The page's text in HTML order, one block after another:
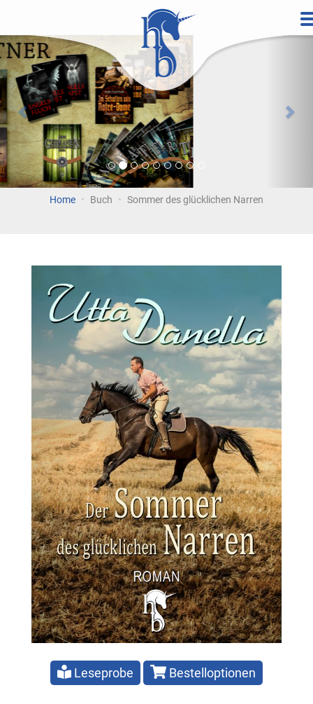
InhaltVorherige
Home Buch Sommer des glücklichen Narren
Leseprobe Bestelloptionen